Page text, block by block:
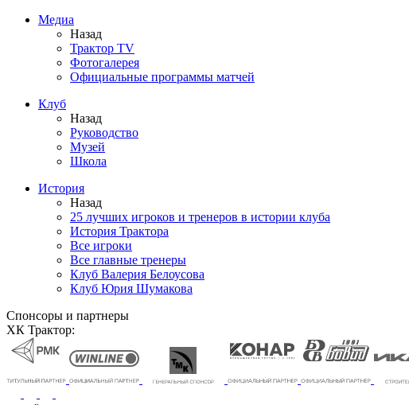
Медиа
Назад
Трактор TV
Фотогалерея
Официальные программы матчей
Клуб
Назад
Руководство
Музей
Школа
История
Назад
25 лучших игроков и тренеров в истории клуба
История Трактора
Все игроки
Все главные тренеры
Клуб Валерия Белоусова
Клуб Юрия Шумакова
Спонсоры и партнеры
ХК Трактор: